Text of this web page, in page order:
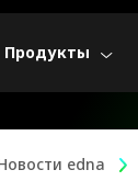
Продукты
edna